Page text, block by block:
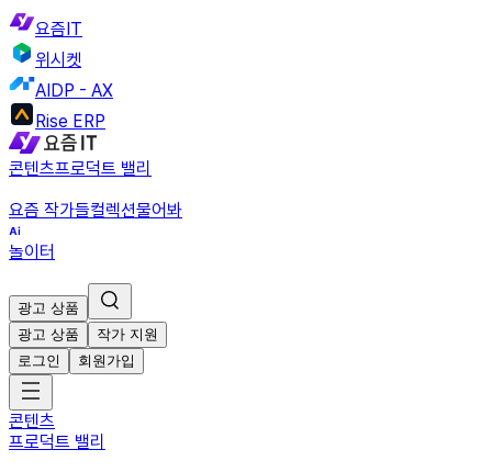
요즘IT
위시켓
AIDP - AX
Rise ERP
콘텐츠프로덕트 밸리
요즘 작가들컬렉션물어봐
놀이터
광고 상품
광고 상품
작가 지원
로그인
회원가입
콘텐츠
프로덕트 밸리